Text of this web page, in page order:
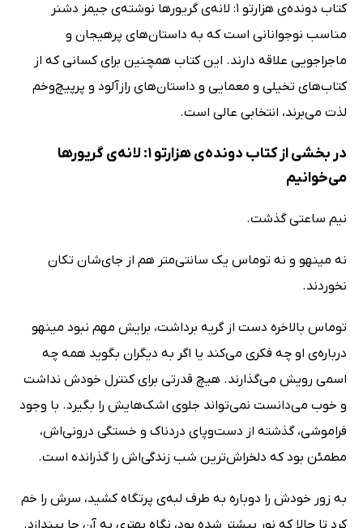
کتاب دونده‌ی هزارتو 1: لانه‌ی گریورها نوشته‌ی جیمز دشنر
مناسب نوجوانانی است که به داستان‌های پرهیجان و
ماجراجویی علاقه دارند. این کتاب همچنین برای کسانی که از
کتاب‌های تخیلی و معمایی و داستان‌های رازآلود و پرپیچ‌وخم
لذت می‌برند، انتخابی عالی است.
در بخشی از کتاب دونده‌ی هزارتو 1: لانه‌ی گریورها
می‌خوانیم
نیم ساعتی گذشت.
نه مینهو و نه توماس یک سانتی‌متر هم از جای‌شان تکان
نخوردند.
توماس بالاخره دست از گریه ‌برداشت، برایش مهم نبود مینهو
درباره‌ی او چه فکری می‌کند یا اگر به دیگران بگوید همه چه
اسمی رویش می‌گذارند. هیچ قدرتی برای کنترل خودش نداشت
و خوب می‌دانست نمی‌تواند جلوی اشک‌هایش را بگیرد. با وجود
فراموشی‌، گذشته از دست‌وپای دردناک و خستگی درونی‌اش،
مطمئن بود که دلخراش‌ترین شب زندگی‌اش را گذرانده است.
به زور خودش را دوباره به طرف لبه‌ی پرتگاه کشید، سرش را خم